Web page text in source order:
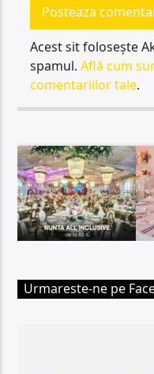
Acest sit folosește
spamul.Află cum
comentariilor tale.
Urmareste-ne pe